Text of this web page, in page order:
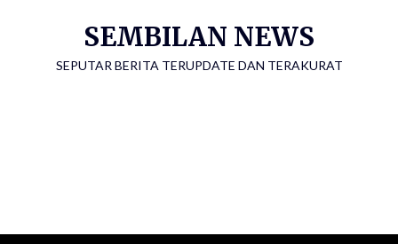
SEMBILAN NEWS
SEPUTAR BERITA TERUPDATE DAN TERAKURAT